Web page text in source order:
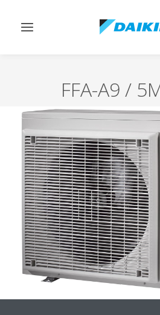
Afficher/masquer
FFA-A9 /